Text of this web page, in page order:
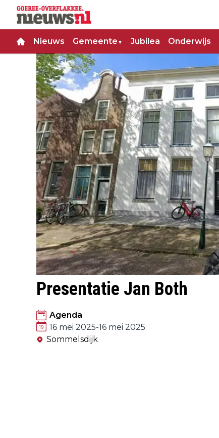
Nieuws Gemeente ▼ Jubilea Onderwijs
Presentatie Jan Both
Agenda
16 mei 2025-16 mei 2025
Sommelsdijk